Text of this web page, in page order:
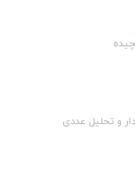
و تحلیل عددی